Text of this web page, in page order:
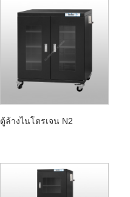
ตู้ล้างไนโตรเจน N2